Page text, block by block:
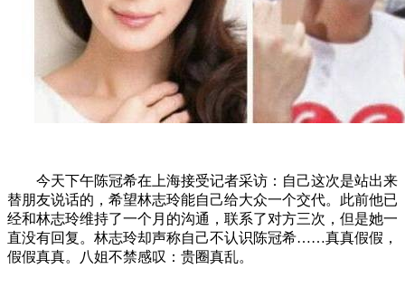
今天下午陈冠希在上海接受记者采访：自己这次是站出来
替朋友说话的，希望林志玲能自己给大众一个交代。此前他已
经和林志玲维持了一个月的沟通，联系了对方三次，但是她一
直没有回复。林志玲却声称自己不认识陈冠希……真真假假，
假假真真。八姐不禁感叹：贵圈真乱。